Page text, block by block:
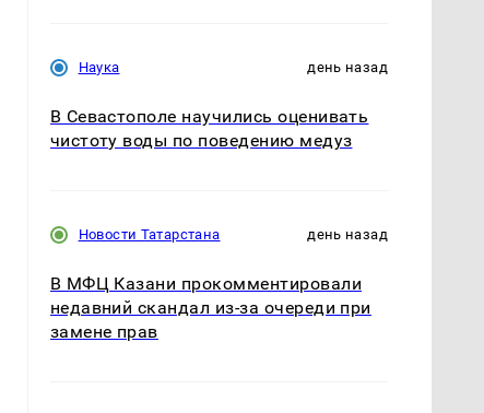
Наука день назад
В Севастополе научились оценивать
чистоту воды по поведению медуз
Новости Татарстана день назад
В МФЦ Казани прокомментировали
недавний скандал из-за очереди при
замене прав